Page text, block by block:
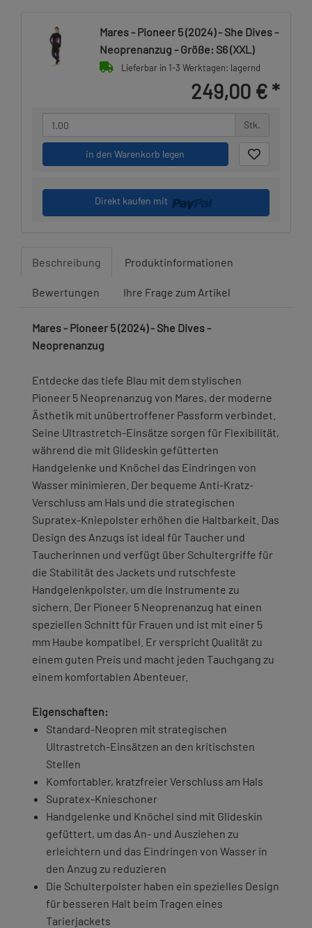
Mares - Pioneer 5 (2024) - She Dives -
Neoprenanzug - Größe: S6 (XXL)
Lieferbar in 1-3 Werktagen: lagernd
249,00 € *
Stk.
in den Warenkorb legen
Direkt kaufen mit
Beschreibung Produktinformationen
Bewertungen Ihre Frage zum Artikel
Mares - Pioneer 5 (2024) - She Dives -
Neoprenanzug
Entdecke das tiefe Blau mit dem stylischen
Pioneer 5 Neoprenanzug von Mares, der moderne
Ästhetik mit unübertroffener Passform verbindet.
Seine Ultrastretch-Einsätze sorgen für Flexibilität,
während die mit Glideskin gefütterten
Handgelenke und Knöchel das Eindringen von
Wasser minimieren. Der bequeme Anti-Kratz-
Verschluss am Hals und die strategischen
Supratex-Kniepolster erhöhen die Haltbarkeit. Das
Design des Anzugs ist ideal für Taucher und
Taucherinnen und verfügt über Schultergriffe für
die Stabilität des Jackets und rutschfeste
Handgelenkpolster, um die Instrumente zu
sichern. Der Pioneer 5 Neoprenanzug hat einen
speziellen Schnitt für Frauen und ist mit einer 5
mm Haube kompatibel. Er verspricht Qualität zu
einem guten Preis und macht jeden Tauchgang zu
einem komfortablen Abenteuer.
Eigenschaften:
Standard-Neopren mit strategischen
Ultrastretch-Einsätzen an den kritischsten
Stellen
Komfortabler, kratzfreier Verschluss am Hals
Supratex-Knieschoner
Handgelenke und Knöchel sind mit Glideskin
gefüttert, um das An- und Ausziehen zu
erleichtern und das Eindringen von Wasser in
den Anzug zu reduzieren
Die Schulterpolster haben ein spezielles Design
für besseren Halt beim Tragen eines
Tarierjackets